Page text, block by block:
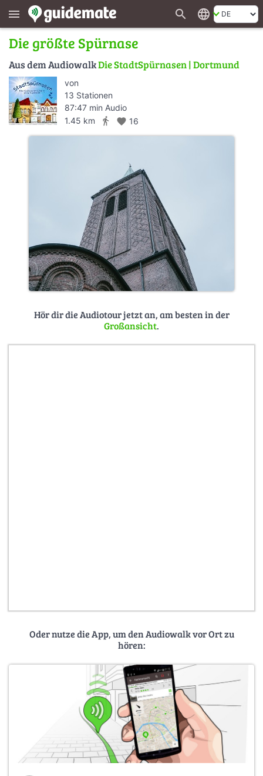
menu search language
Die größte Spürnase
Aus dem AudiowalkDie StadtSpürnasen | Dortmund
von
13 Stationen
87:47 min Audio
1.45 km
directions_walk favorite 16
Hör dir die Audiotour jetzt an, am besten in der
Großansicht.
Oder nutze die App, um den Audiowalk vor Ort zu
hören: